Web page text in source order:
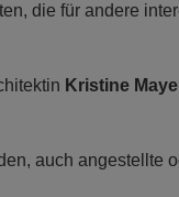
die für andere
Kristine
auch angestellte